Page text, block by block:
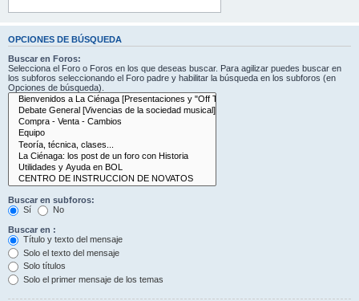
OPCIONES DE BÚSQUEDA
Buscar en Foros:
Selecciona el Foro o Foros en los que deseas buscar. Para agilizar puedes buscar en
los subforos seleccionando el Foro padre y habilitar la búsqueda en los subforos (en
Opciones de búsqueda).
Buscar en subforos:
Sí
No
Buscar en :
Título y texto del mensaje
Solo el texto del mensaje
Solo títulos
Solo el primer mensaje de los temas